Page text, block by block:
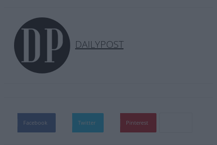
DAILYPOST
Facebook Twitter Pinterest